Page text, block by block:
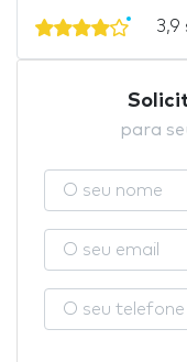
3,9
para